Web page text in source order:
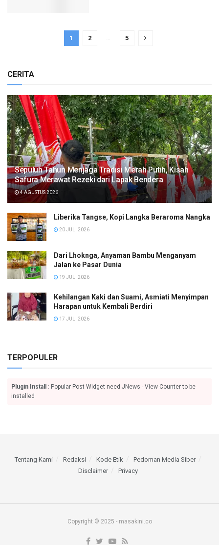
1 2 … 5
CERITA
Sepuluh Tahun Menjaga Tradisi Merah Putih, Kisah
Safura Merawat Rezeki dari Lapak Bendera
4 AGUSTUS 2026
Liberika Tangse, Kopi Langka Beraroma Nangka
20 JULI 2026
Dari Lhoknga, Anyaman Bambu Menganyam
Jalan ke Pasar Dunia
19 JULI 2026
Kehilangan Kaki dan Suami, Asmiati Menyimpan
Harapan untuk Kembali Berdiri
17 JULI 2026
TERPOPULER
Plugin Install
: Popular Post Widget need JNews - View Counter to be
installed
Tentang Kami Redaksi Kode Etik
Pedoman Media Siber
Disclaimer
Privacy
Copyright © 2025 - masakini.co